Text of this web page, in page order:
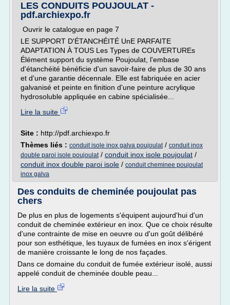
LES CONDUITS POUJOULAT -
pdf.archiexpo.fr
Ouvrir le catalogue en page 7
LE SUPPORT D'ÉTANCHÉITÉ UnE PARFAITE
ADAPTATION À TOUS Les Types de COUVERTUREs
Élément support du système Poujoulat, l'embase
d'étanchéité bénéficie d'un savoir-faire de plus de 30 ans
et d'une garantie décennale. Elle est fabriquée en acier
galvanisé et peinte en finition d'une peinture acrylique
hydrosoluble appliquée en cabine spécialisée...
Lire la suite
Site : http://pdf.archiexpo.fr
Thèmes liés : conduit isole inox galva poujoulat/ conduit inox
double paroi isole poujoulat/ conduit inox isole poujoulat /
conduit inox double paroi isole / conduit cheminee poujoulat
inox galva
Des conduits de cheminée poujoulat pas
chers
De plus en plus de logements s'équipent aujourd'hui d'un
conduit de cheminée extérieur en inox. Que ce choix résulte
d'une contrainte de mise en oeuvre ou d'un goût délibéré
pour son esthétique, les tuyaux de fumées en inox s'érigent
de manière croissante le long de nos façades.
Dans ce domaine du conduit de fumée extérieur isolé, aussi
appelé conduit de cheminée double peau...
Lire la suite